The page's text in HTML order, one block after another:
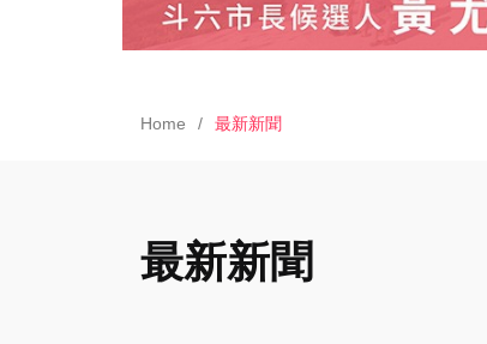
Home 最新新聞
最新新聞